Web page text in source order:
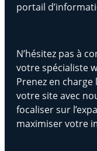
portail
N’hésitez pas à
votre spécialiste
Prenez en
votre site avec
focaliser sur
maximiser votre